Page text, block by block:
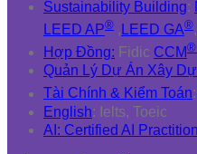
Sustainability Building:
LEED AP® , LEED GA®,
Hợp Đồng: Fidic CCM®
Quản Lý Dự Án Xây
Tài Chính & Kiểm Toán:
English: Ielts, Toeic
AI: Certified AI